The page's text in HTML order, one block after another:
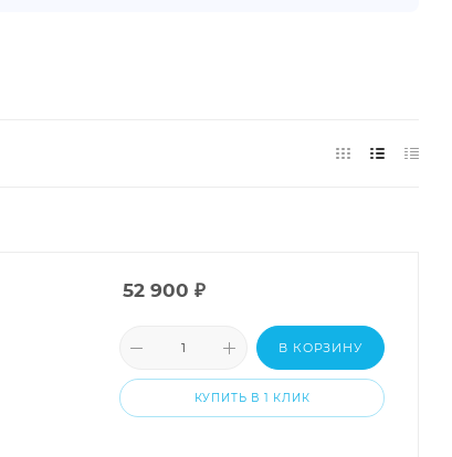
52 900 ₽
В КОРЗИНУ
КУПИТЬ В 1 КЛИК